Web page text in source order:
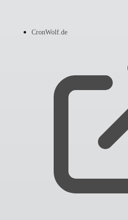
CronWolf.de